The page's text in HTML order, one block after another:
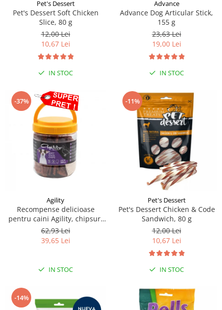
Sampoane si Balsamuri
Servetele Umede
Covorase absorbante
Curatare Ochi
Igiena Catel
Solutii Atractante si repelente
Custi transport - Pisici
Jucarii Pisici
Lese, Hamuri si Zgarzi
Paturi, perne si cosuri pentru pisici
Recompense Delicioase
Pet's Dessert
Pet's Dessert Soft Chicken
Slice, 80 g
12,00 Lei
10,67 Lei
IN STOC
Advance
Advance Dog Articular Stick,
155 g
23,63 Lei
19,00 Lei
IN STOC
-37%
Agility
Recompense delicioase
pentru caini Agility, chipsuri
moi de rata, 500g
62,93 Lei
39,65 Lei
IN STOC
-11%
Pet's Dessert
Pet's Dessert Chicken & Code
Sandwich, 80 g
12,00 Lei
10,67 Lei
IN STOC
-14%